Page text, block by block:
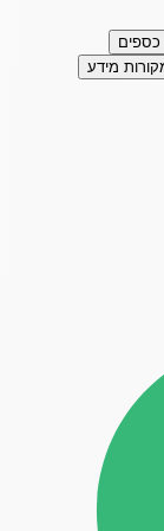
כספים
מידע